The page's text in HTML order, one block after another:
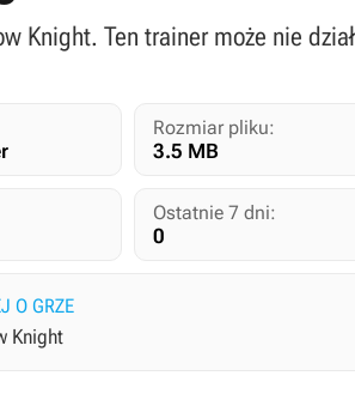
Knight. Ten trainer może nie
Rozmiar pliku:
3.5 MB
Ostatnie 7 dni:
0
O GRZE
Knight